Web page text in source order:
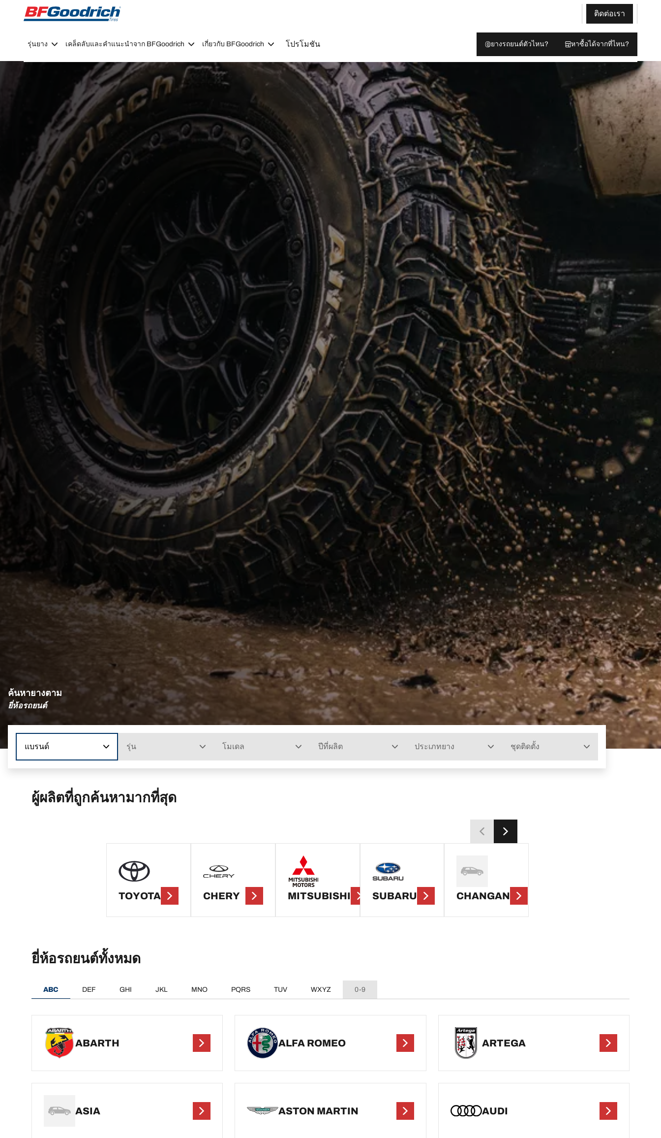
Go to page content
Go to page navigation
ติดต่อเรา
รุ่นยาง เคล็ดลับและคำแนะนำจาก BFGoodrich เกี่ยวกับ BFGoodrich โปรโมชัน ยางรถยนต์ตัวไหน? หาซื้อได้จากที่ไหน?
ค้นหายางตาม
ยี่ห้อรถยนต์
แบรนด์ รุ่น โมเดล ปีที่ผลิต ประเภทยาง ชุดติดตั้ง
ผู้ผลิตที่ถูกค้นหามากที่สุด
TOYOTA CHERY MITSUBISHI SUBARU CHANGAN
ยี่ห้อรถยนต์ทั้งหมด
ABC DEF GHI JKL MNO PQRS TUV WXYZ 0-9
ABARTH ALFA ROMEO ARTEGA
ASIA ASTON MARTIN AUDI